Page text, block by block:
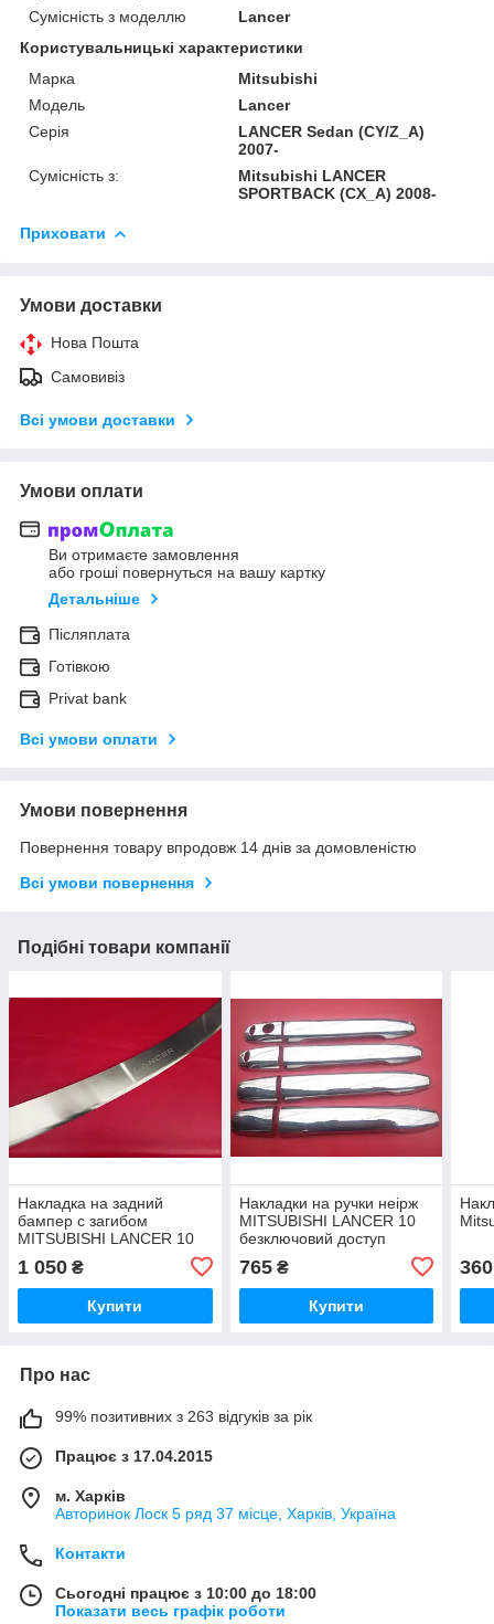
Сумісність з моделлю
Lancer
Користувальницькі характеристики
Марка
Mitsubishi
Модель
Lancer
Серія
LANCER Sedan (CY/Z_A)
2007-
Сумісність з:
Mitsubishi LANCER
SPORTBACK (CX_A) 2008-
Приховати
Умови доставки
Нова Пошта
Самовивіз
Всі умови доставки
Умови оплати
Ви отримаєте замовлення
або гроші повернуться на вашу картку
Детальніше
Післяплата
Готівкою
Privat bank
Всі умови оплати
Умови повернення
Повернення товару впродовж 14 днів за домовленістю
Всі умови повернення
Подібні товари компанії
Накладка на задний
бампер с загибом
MITSUBISHI LANCER 10
1 050 ₴
Купити
Накладки на ручки неірж
MITSUBISHI LANCER 10
безключовий доступ
765₴
Купити
360
Про нас
99% позитивних з 263 відгуків за рік
Працює з 17.04.2015
м. Харків
Авторинок Лоск 5 ряд 37 місце, Харків, Україна
Контакти
Сьогодні працює з 10:00 до 18:00
Показати весь графік роботи